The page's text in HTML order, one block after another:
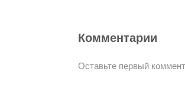
Комментарии
Оставьте первый